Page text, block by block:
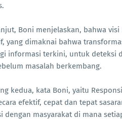
Boni menjelaskan, bahwa
yang dimaknai bahwa
informasi terkini, untuk deteksi
masalah berkembang.
kedua, kata Boni, yaitu
efektif, cepat dan tepat
dengan masyarakat di mana